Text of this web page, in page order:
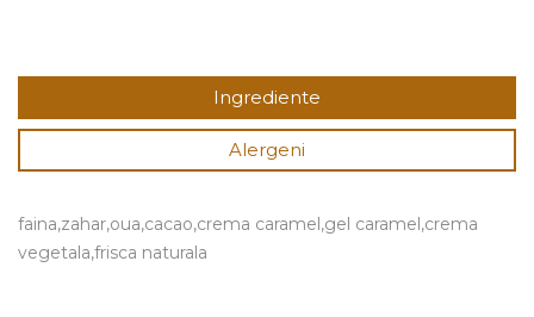
Ingrediente
Alergeni
faina,zahar,oua,cacao,crema caramel,gel caramel,crema
vegetala,frisca naturala